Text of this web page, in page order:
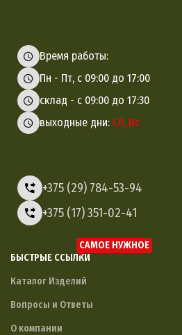
Время работы:
Пн - Пт, с 09:00 до 17:00
склад - с 09:00 до 17:30
выходные дни: Сб, Вс
+375 (29) 784-53-94
+375 (17) 351-02-41
БЫСТРЫЕ ССЫЛКИ
САМОЕ НУЖНОЕ
Каталог Изделий
Вопросы и Ответы
О компании